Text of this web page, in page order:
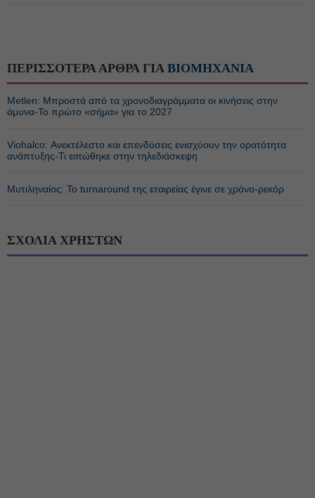
ΠΕΡΙΣΣΟΤΕΡΑ ΑΡΘΡΑ ΓΙΑ ΒΙΟΜΗΧΑΝΙΑ
Metlen: Μπροστά από τα χρονοδιαγράμματα οι κινήσεις στην
άμυνα-Το πρώτο «σήμα» για το 2027
Viohalco: Ανεκτέλεστο και επενδύσεις ενισχύουν την ορατότητα
ανάπτυξης-Τι ειπώθηκε στην τηλεδιάσκεψη
Μυτιληναίος: Το turnaround της εταιρείας έγινε σε χρόνο-ρεκόρ
ΣΧΟΛΙΑ ΧΡΗΣΤΩΝ